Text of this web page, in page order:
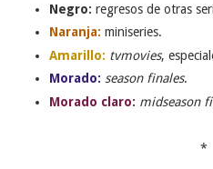
Negro: regresos de otras
Naranja: miniseries.
Amarillo: tvmovies,
Morado: season finales.
Morado claro: midseason
*